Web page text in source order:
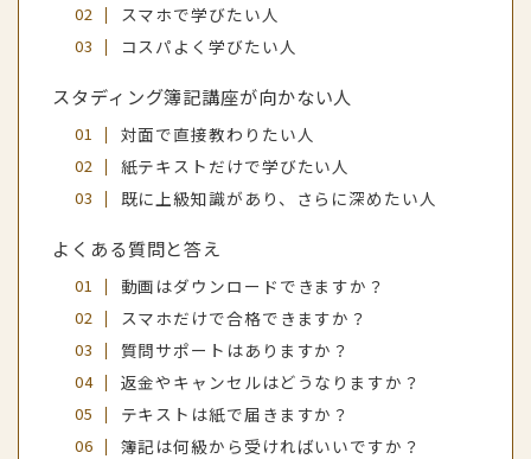
スマホで学びたい人
コスパよく学びたい人
スタディング簿記講座が向かない人
対面で直接教わりたい人
紙テキストだけで学びたい人
既に上級知識があり、さらに深めたい人
よくある質問と答え
動画はダウンロードできますか？
スマホだけで合格できますか？
質問サポートはありますか？
返金やキャンセルはどうなりますか？
テキストは紙で届きますか？
簿記は何級から受ければいいですか？